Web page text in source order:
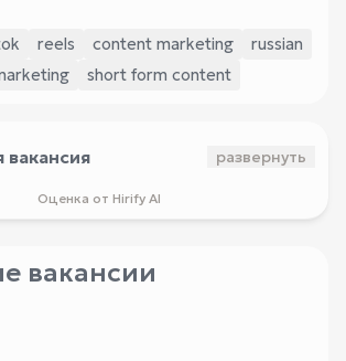
reels content marketing
russian
short form content
вакансия развернуть
Оценка от Hirify AI
вакансии